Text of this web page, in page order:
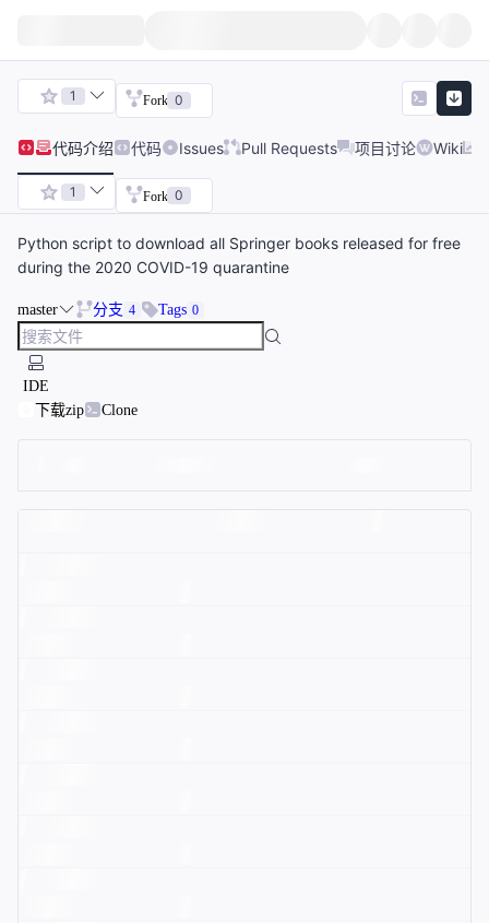
1 Fork 0
代码介绍 代码 Issues Pull Requests 项目讨论 Wiki
1 Fork 0
Python script to download all Springer books released for free
during the 2020 COVID-19 quarantine
master 分支 4 Tags 0
IDE
下载zip
Clone